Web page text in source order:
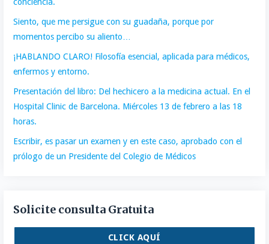
Siento, que me persigue con su guadaña, porque por
momentos percibo su aliento…
¡HABLANDO CLARO! Filosofía esencial, aplicada para médicos,
enfermos y entorno.
Presentación del libro: Del hechicero a la medicina actual. En el
Hospital Clinic de Barcelona. Miércoles 13 de febrero a las 18
horas.
Escribir, es pasar un examen y en este caso, aprobado con el
prólogo de un Presidente del Colegio de Médicos
Solicite consulta Gratuita
CLICK AQUÍ